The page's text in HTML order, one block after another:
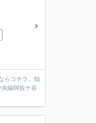
らコチラ。知
線阿佐ケ谷